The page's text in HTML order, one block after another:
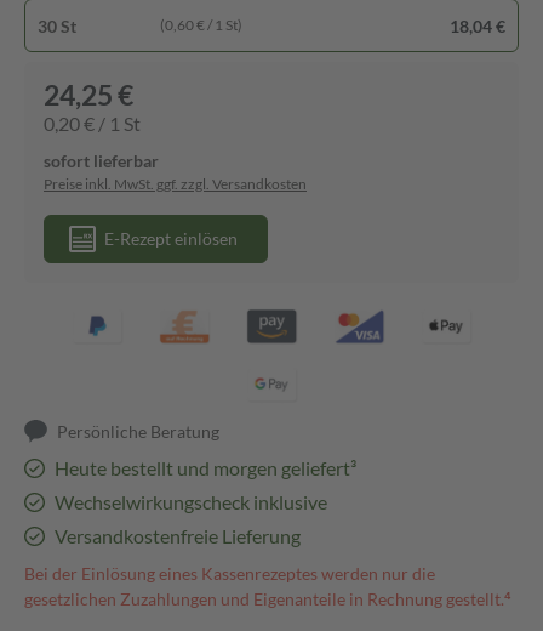
30 St (0,60 € / 1 St) 18,04 €
24,25 €
0,20 € / 1 St
sofort lieferbar
Preise inkl. MwSt. ggf. zzgl. Versandkosten
E-Rezept einlösen
Persönliche Beratung
Heute bestellt und morgen geliefert³
Wechselwirkungscheck inklusive
Versandkostenfreie Lieferung
Bei der Einlösung eines Kassenrezeptes werden nur die
gesetzlichen Zuzahlungen und Eigenanteile in Rechnung gestellt.⁴